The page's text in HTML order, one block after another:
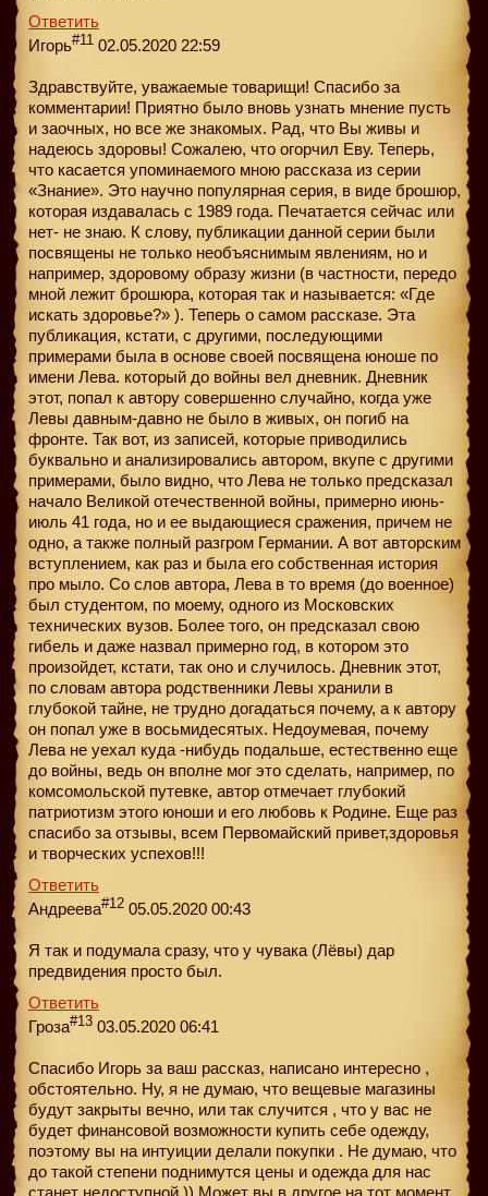
Ответить
Игорь#11 02.05.2020 22:59
Здравствуйте, уважаемые товарищи! Спасибо за
комментарии! Приятно было вновь узнать мнение пусть
и заочных, но все же знакомых. Рад, что Вы живы и
надеюсь здоровы! Сожалею, что огорчил Еву. Теперь,
что касается упоминаемого мною рассказа из серии
«Знание». Это научно популярная серия, в виде брошюр,
которая издавалась с 1989 года. Печатается сейчас или
нет- не знаю. К слову, публикации данной серии были
посвящены не только необъяснимым явлениям, но и
например, здоровому образу жизни (в частности, передо
мной лежит брошюра, которая так и называется: «Где
искать здоровье?» ). Теперь о самом рассказе. Эта
публикация, кстати, с другими, последующими
примерами была в основе своей посвящена юноше по
имени Лева. который до войны вел дневник. Дневник
этот, попал к автору совершенно случайно, когда уже
Левы давным-давно не было в живых, он погиб на
фронте. Так вот, из записей, которые приводились
буквально и анализировались автором, вкупе с другими
примерами, было видно, что Лева не только предсказал
начало Великой отечественной войны, примерно июнь-
июль 41 года, но и ее выдающиеся сражения, причем не
одно, а также полный разгром Германии. А вот авторским
вступлением, как раз и была его собственная история
про мыло. Со слов автора, Лева в то время (до военное)
был студентом, по моему, одного из Московских
технических вузов. Более того, он предсказал свою
гибель и даже назвал примерно год, в котором это
произойдет, кстати, так оно и случилось. Дневник этот,
по словам автора родственники Левы хранили в
глубокой тайне, не трудно догадаться почему, а к автору
он попал уже в восьмидесятых. Недоумевая, почему
Лева не уехал куда -нибудь подальше, естественно еще
до войны, ведь он вполне мог это сделать, например, по
комсомольской путевке, автор отмечает глубокий
патриотизм этого юноши и его любовь к Родине. Еще раз
спасибо за отзывы, всем Первомайский привет,здоровья
и творческих успехов!!!
Ответить
Андреева#12 05.05.2020 00:43
Я так и подумала сразу, что у чувака (Лёвы) дар
предвидения просто был.
Ответить
Гроза#13 03.05.2020 06:41
Спасибо Игорь за ваш рассказ, написано интересно ,
обстоятельно. Ну, я не думаю, что вещевые магазины
будут закрыты вечно, или так случится , что у вас не
будет финансовой возможности купить себе одежду,
поэтому вы на интуиции делали покупки . Не думаю, что
до такой степени поднимутся цены и одежда для нас
станет недоступной.)) Может вы в другое на тот момент